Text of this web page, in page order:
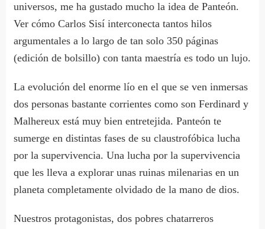
universos, me ha gustado mucho la idea de Panteón.
Ver cómo Carlos Sisí interconecta tantos hilos
argumentales a lo largo de tan solo 350 páginas
(edición de bolsillo) con tanta maestría es todo un lujo.
La evolución del enorme lío en el que se ven inmersas
dos personas bastante corrientes como son Ferdinard y
Malhereux está muy bien entretejida. Panteón te
sumerge en distintas fases de su claustrofóbica lucha
por la supervivencia. Una lucha por la supervivencia
que les lleva a explorar unas ruinas milenarias en un
planeta completamente olvidado de la mano de dios.
Nuestros protagonistas, dos pobres chatarreros